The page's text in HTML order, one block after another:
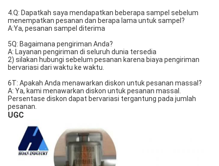
4.Q: Dapatkah saya mendapatkan beberapa sampel sebelum
menempatkan pesanan dan berapa lama untuk sampel?
A:Ya, pesanan sampel diterima
5Q: Bagaimana pengiriman Anda?
A: Layanan pengiriman di seluruh dunia tersedia
2) silakan hubungi sebelum pesanan karena biaya pengiriman
bervariasi dari waktu ke waktu.
6T: Apakah Anda menawarkan diskon untuk pesanan massal?
A: Ya, kami menawarkan diskon untuk pesanan massal.
Persentase diskon dapat bervariasi tergantung pada jumlah
pesanan.
UGC